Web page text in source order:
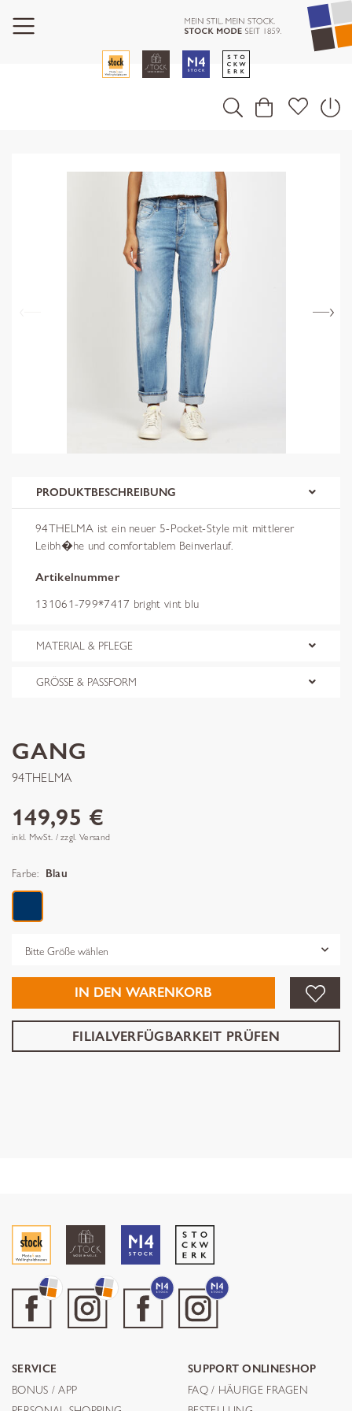
PRODUKTBESCHREIBUNG
94THELMA ist ein neuer 5-Pocket-Style mit mittlerer
Leibh�he und comfortablem Beinverlauf.
Artikelnummer
131061-799*7417 bright vint blu
MATERIAL & PFLEGE
GRÖSSE & PASSFORM
GANG
94THELMA
149,95 €
inkl. MwSt. / zzgl. Versand
Farbe: Blau
IN DEN WARENKORB
FILIALVERFÜGBARKEIT PRÜFEN
SERVICE
BONUS / APP
SUPPORT ONLINESHOP
FAQ / HÄUFIGE FRAGEN